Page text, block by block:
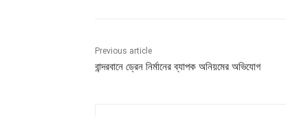
Previous article
বান্দরবানে ড্রেন নির্মানের ব্যাপক অনিয়মের অভিযোগ